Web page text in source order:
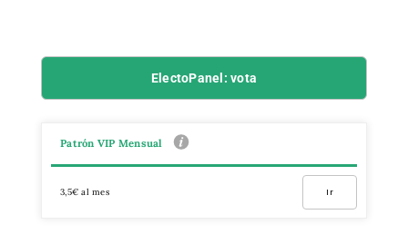
ElectoPanel: vota
Patrón VIP Mensual
3,5€ al mes Ir